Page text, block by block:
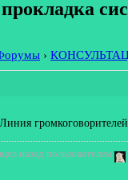
›
назад пользователем